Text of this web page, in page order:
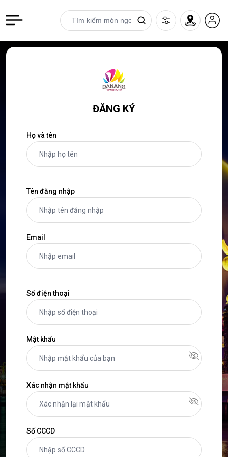
ĐĂNG KÝ
Họ và tên
Tên đăng nhập
Email
Số điện thoại
Mật khẩu
Xác nhận mật khẩu
Số CCCD